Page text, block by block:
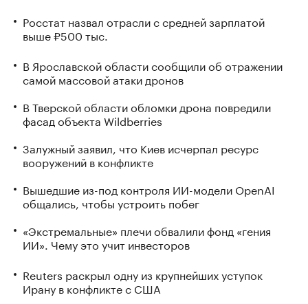
Росстат назвал отрасли с средней зарплатой
выше ₽500 тыс.
В Ярославской области сообщили об отражении
самой массовой атаки дронов
В Тверской области обломки дрона повредили
фасад объекта Wildberries
Залужный заявил, что Киев исчерпал ресурс
вооружений в конфликте
Вышедшие из-под контроля ИИ-модели OpenAI
общались, чтобы устроить побег
«Экстремальные» плечи обвалили фонд «гения
ИИ». Чему это учит инвесторов
Reuters раскрыл одну из крупнейших уступок
Ирану в конфликте с США